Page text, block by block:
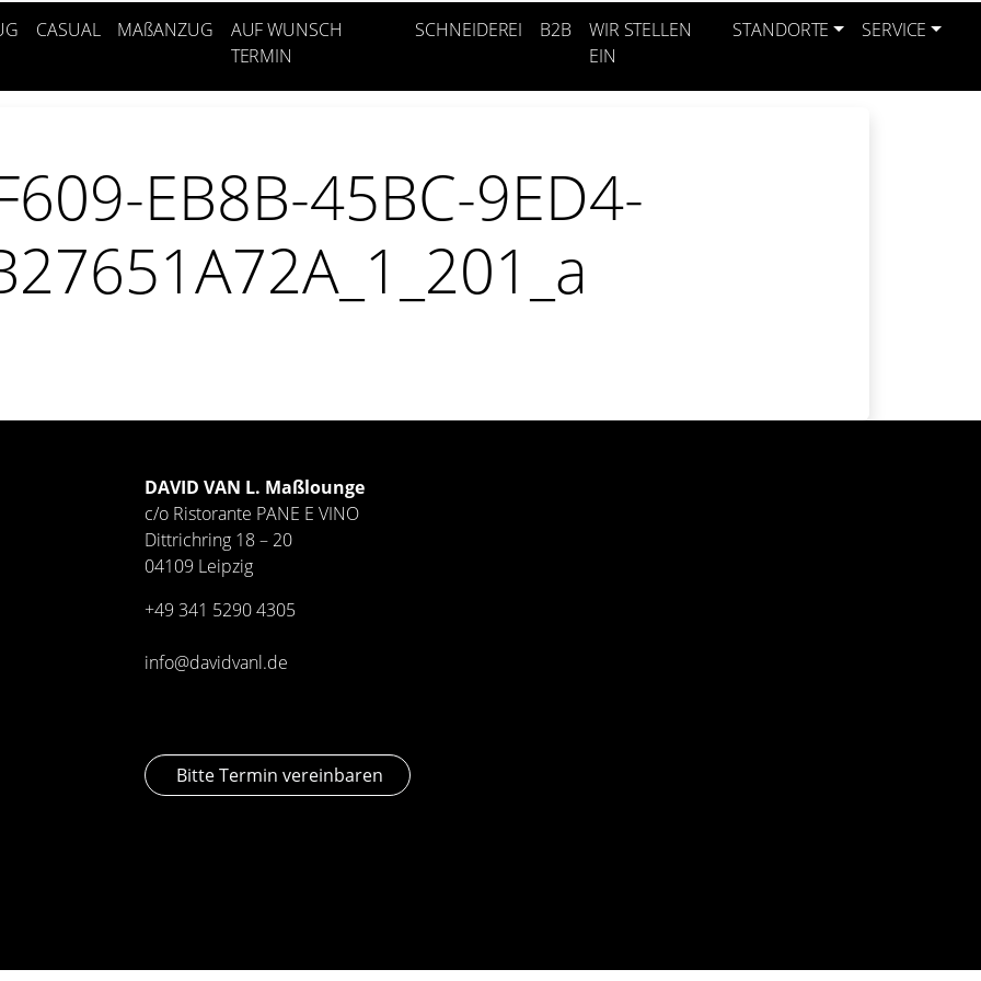
CASUAL MAßANZUG
AUF WUNSCH
TERMIN
SCHNEIDEREI B2B
WIR STELLEN
EIN
STANDORTE SERVICE
EB8B-45BC-9ED4-
DAVID VAN L. Maßlounge
c/o Ristorante PANE E VINO
Dittrichring 18 – 20
04109 Leipzig
+49 341 5290 4305
info@davidvanl.de
Bitte Termin vereinbaren